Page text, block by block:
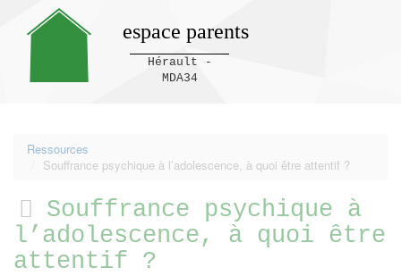
espace parents
Hérault -
MDA34
Ressources
Souffrance psychique à l’adolescence, à quoi être attentif ?
Souffrance psychique à
l’adolescence, à quoi être
attentif ?